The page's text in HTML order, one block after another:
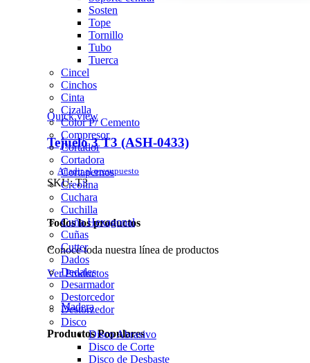
Quick view
Tejuelo 3 T3 (ASH-0433)
Añadir al presupuesto
SKU:T3
Todos los productos
Conoce toda nuestra línea de productos
Ver Productos
Madera
Productos Populares
Sosten
Tope
Tornillo
Tubo
Tuerca
Cincel
Cinchos
Cinta
Cizalla
Color P/ Cemento
Compresor
Cortador
Cortadora
Cortapernos
Creolina
Cuchara
Cuchilla
Cuña Hexagonal
Cuñas
Cutter
Dados
Dedales
Desarmador
Destorcedor
Destorzedor
Disco
Disco Abrasivo
Disco de Corte
Disco de Desbaste